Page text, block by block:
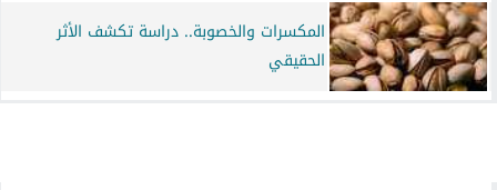
المكسرات والخصوبة.. دراسة تكشف الأثر
الحقيقي